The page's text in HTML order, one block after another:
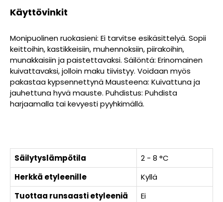
Käyttövinkit
Monipuolinen ruokasieni: Ei tarvitse esikäsittelyä. Sopii
keittoihin, kastikkeisiin, muhennoksiin, piirakoihin,
munakkaisiin ja paistettavaksi. Säilöntä: Erinomainen
kuivattavaksi, jolloin maku tiivistyy. Voidaan myös
pakastaa kypsennettynä Mausteena: Kuivattuna ja
jauhettuna hyvä mauste. Puhdistus: Puhdista
harjaamalla tai kevyesti pyyhkimällä.
Säilytyslämpötila
2 - 8 °C
Herkkä etyleenille
Kyllä
Tuottaa runsaasti etyleeniä
Ei